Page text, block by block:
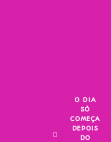
O DIA
SÓ
COMEÇA
DEPOIS
DO